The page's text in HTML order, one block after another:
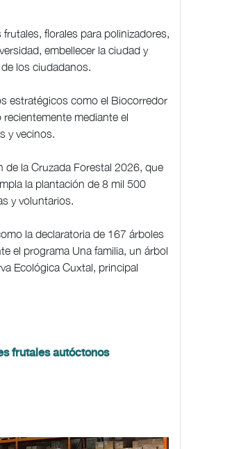
florales para polinizadores,
embellecer la ciudad y
los ciudadanos.
estratégicos como el Biocorredor
mediante el
y vecinos.
de la Cruzada Forestal 2026, que
la plantación de 8 mil 500
y voluntarios.
la declaratoria de 167 árboles
el programa Una familia, un árbol
Ecológica Cuxtal, principal
frutales autóctonos